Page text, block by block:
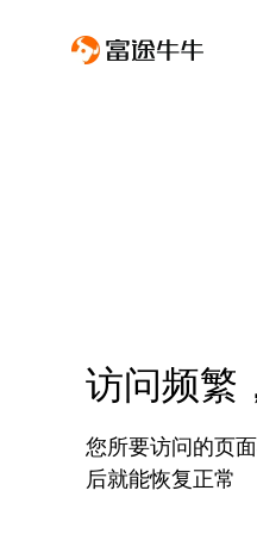
访问频繁
您所要访问的页
后就能恢复正常